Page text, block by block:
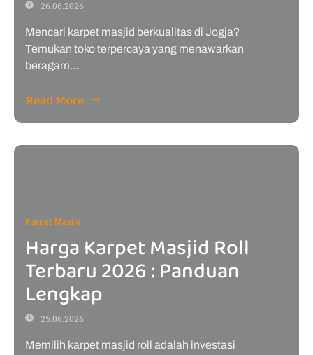
26.06.2026
Mencari karpet masjid berkualitas di Jogja?
Temukan toko terpercaya yang menawarkan
beragam...
Read More
Karpet Masjid
Harga Karpet Masjid Roll
Terbaru 2026 : Panduan
Lengkap
25.06.2026
Memilih karpet masjid roll adalah investasi